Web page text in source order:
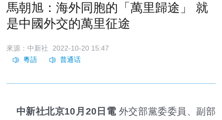
馬朝旭：海外同胞的「萬里歸途」 就
是中國外交的萬里征途
來源：中新社 2022-10-20 15:47
中新社北京10月20日電 外交部黨委委員、副部